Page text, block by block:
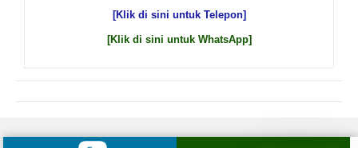
[Klik di sini untuk Telepon]
[Klik di sini untuk WhatsApp]